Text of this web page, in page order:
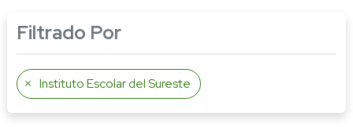
Filtrado Por
Instituto Escolar del Sureste